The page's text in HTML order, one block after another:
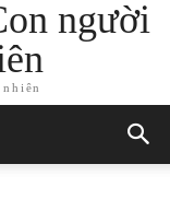
người